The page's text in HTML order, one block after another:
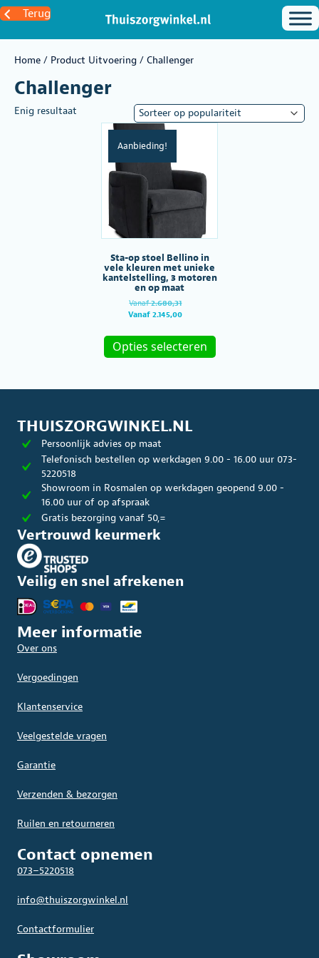
Terug
Home / Product Uitvoering / Challenger
Challenger
Enig resultaat
Aanbieding!
Sta-op stoel Bellino in
vele kleuren met unieke
kantelstelling, 3 motoren
en op maat
Vanaf2.680,31
Vanaf
€2.680,31.
Vanaf2.145,00
is:
Vanaf
€2.145,00.
Opties selecteren
product
heeft
op
productpagina
THUISZORGWINKEL.NL
Persoonlijk advies op maat
Telefonisch bestellen op werkdagen 9.00 - 16.00 uur 073-
5220518
Showroom in Rosmalen op werkdagen geopend 9.00 -
16.00 uur of op afspraak
Gratis bezorging vanaf 50,=
Vertrouwd keurmerk
Veilig en snel afrekenen
Meer informatie
Over ons
Vergoedingen
Klantenservice
Veelgestelde vragen
Garantie
Verzenden & bezorgen
Ruilen en retourneren
Contact opnemen
073–5220518
info@thuiszorgwinkel.nl
Contactformulier